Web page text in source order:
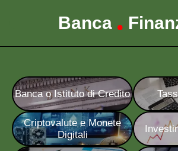
Banca •
Banca o Istituto di Credito
Criptovalute e Monete
Digitali